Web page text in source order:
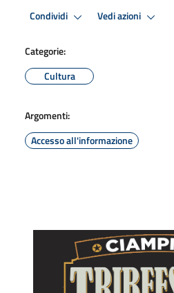
Condividi Vedi azioni
Categorie:
Cultura
Argomenti:
Accesso all'informazione